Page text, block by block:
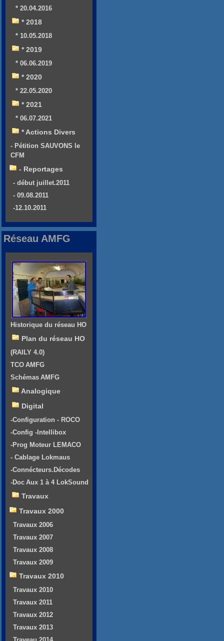
* 20.04.2016
* 2018
* 10.05.2018
* 2019
* 06.06.2019
* 2020
* 22.05.2020
* 2021
* 06.07.2021
* Actions Divers
- Pétition SAUVONS le
CFM
- Reportages
- début juillet.2011
- 09.08.2011
-12.10.2011
Réseau AMFG
Historique du réseau HO
Plan du réseau HO
(RAILY 4.0)
TCO AMFG
Schémas AMFG
Analogique
Digital
-Configuration - ROCO
-Config -Intellibox
-Prog Moteur LEMACO
- Cablage Lokmaus
-Connécteurs.Décodes
-Doc Aux 1 à 4 LokSound
Travaux
Travaux 2000
Travaux 2006
Travaux 2007
Travaux 2008
Travaux 2009
Travaux 2010
Travaux 2010
Travaux 2011
Travaux 2012
Travaux 2013